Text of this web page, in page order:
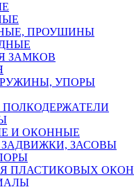
ПРОУШИНЫ
ЗАМКОВ
УПОРЫ
И ОКОННЫЕ
ЗАСОВЫ
ПЛАСТИКОВЫХ ОКОН